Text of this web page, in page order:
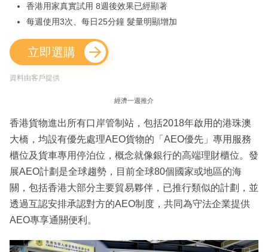
香港用家真實試用 8週後效果已經顯著
每週使用3次、每日25分鐘 髮量明顯增加
立即選購
資料由客戶提供
經濟一週推介
香港貨物進出所有口岸管制站，包括2018年啟用的港珠澳
大橋，均設有優先處理AEO貨物的「AEO優先」專用服務
櫃位及貨車專用停泊位，概念就像銀行的高端理財櫃位。發
展AEO計劃是全球趨勢，目前全球80個國家或地區的海
關，包括香港大部分主要貿易夥伴，已推行類似的計劃，並
透過互認安排承認對方的AEO制度，共同為守法企業提供
AEO專享通關便利。